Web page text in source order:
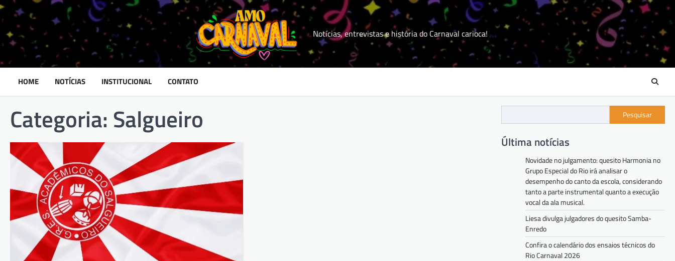
Skip
to
content
Notícias, entrevistas e história do Carnaval carioca!
HOME NOTÍCIAS INSTITUCIONAL CONTATO
Categoria: Salgueiro Pesquisar
Última notícias
Novidade no julgamento: quesito Harmonia no
Grupo Especial do Rio irá analisar o
desempenho do canto da escola, considerando
tanto a parte instrumental quanto a execução
vocal da ala musical.
Liesa divulga julgadores do quesito Samba-
Enredo
Confira o calendário dos ensaios técnicos do
Rio Carnaval 2026